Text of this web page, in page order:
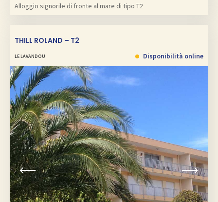
Alloggio signorile di fronte al mare di tipo T2
THILL ROLAND – T2
LE LAVANDOU Disponibilità online